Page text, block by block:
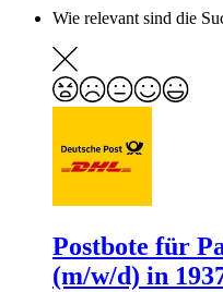
Wie relevant sind die
Postbote für
(m/w/d) in